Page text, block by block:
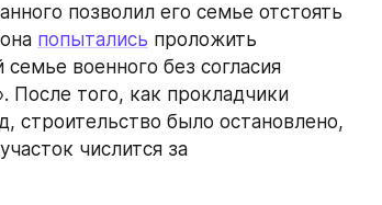
позволил его семье отстоять
попытались проложить
военного без согласия
После того, как прокладчики
строительство было остановлено,
числится за